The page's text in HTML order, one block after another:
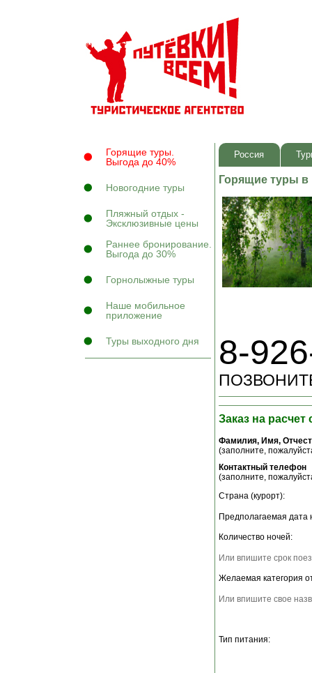
Горящие туры.
Выгода до 40%
Новогодние туры
Пляжный отдых -
Эксклюзивные цены
Раннее бронирование.
Выгода до 30%
Горнолыжные туры
Наше мобильное
приложение
Туры выходного дня
Россия
Горящие туры
8-
Заказ на расчет
Фамилия, Имя,
(заполните,
Контактный телефон
(заполните,
Страна (курорт):
Предполагаемая дата
Количество ночей:
Или впишите срок
Желаемая категория
Или впишите свое
Тип питания: